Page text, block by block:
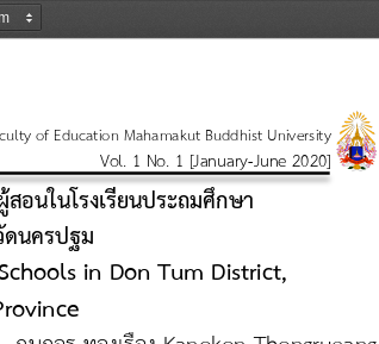
of Education Mahamakut Buddhist University
Vol. 1 No. 1 [January-June 2020]
อนในโรงเรียนประถมศึกษา
ดนครปฐม
in Don Tum District,